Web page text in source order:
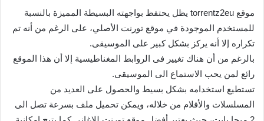
موقع torrentz2eu يظل يحتفظ بواجهته البسيطة المميزة بالنسبة
للمستخدم الموجودة في موقع تورنت الأصلي، على الرغم من أنه تم
تكراره إلا أنه يركز بشكل كبير على الموسيقى.
بالرغم من أن هناك تغيير فى الروابط المغناطيسية إلا أن هذا الموقع
رائع لمن يحب الاستماع الى الموسيقى.
تستطيع استخدامه بشكل بسيط والحصول على العديد من
المسلسلات والأفلام من خلاله، ويمكن تحميل ملف بسرعة تصل الى